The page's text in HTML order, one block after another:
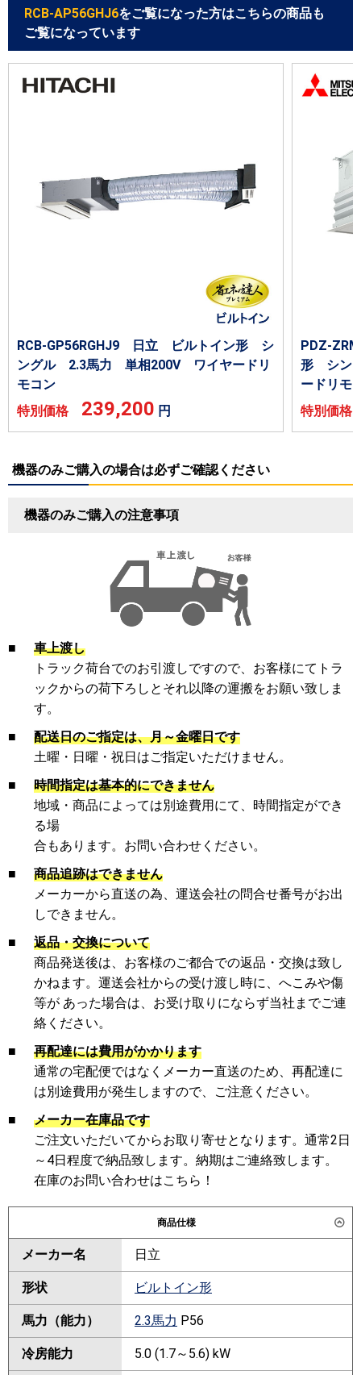
RCB-AP56GHJ6をご覧になった方はこちらの商品も
ご覧になっています
RCB-GP56RGHJ9 日立 ビルトイン形 シ
ングル 2.3馬力 単相200V ワイヤードリ
モコン
特別価格 239,200 円
PDZ-
形 シン
ードリモ
特別価
機器のみご購入の場合は必ずご確認ください
機器のみご購入の注意事項
■
車上渡し
トラック荷台でのお引渡しですので、お客様にてトラ
ックからの荷下ろしとそれ以降の運搬をお願い致しま
す。
■
配送日のご指定は、月～金曜日です
土曜・日曜・祝日はご指定いただけません。
■
時間指定は基本的にできません
地域・商品によっては別途費用にて、時間指定ができ
る場
合もあります。お問い合わせください。
■
商品追跡はできません
メーカーから直送の為、運送会社の問合せ番号がお出
しできません。
■
返品・交換について
商品発送後は、お客様のご都合での返品・交換は致し
かねます。運送会社からの受け渡し時に、へこみや傷
等が あった場合は、お受け取りにならず当社までご連
絡ください。
■
再配達には費用がかかります
通常の宅配便ではなくメーカー直送のため、再配達に
は別途費用が発生しますので、ご注意ください。
■
メーカー在庫品です
ご注文いただいてからお取り寄せとなります。通常2日
～4日程度で納品致します。納期はご連絡致します。
在庫のお問い合わせはこちら！
商品仕様
メーカー名 日立
形状 ビルトイン形
馬力（能力） 2.3馬力 P56
冷房能力 5.0 (1.7～5.6) kW